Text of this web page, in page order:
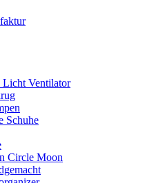
Ventilator
Schuhe
Circle Moon